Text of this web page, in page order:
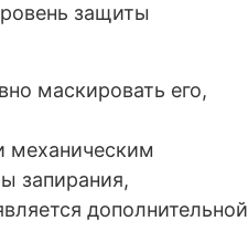
защиты
маскировать его,
механическим
запирания,
дополнительной